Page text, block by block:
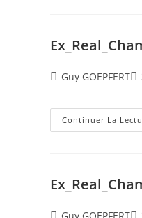
Guy GOEPFERT
Continuer La